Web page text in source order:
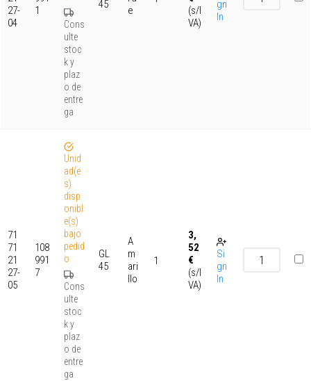
27-
04
1
Cons
ulte
stoc
k y
plaz
o de
entre
ga
45
e
(s/I
VA)
gn
In
71
71
21
27-
05
108
991
7
Unid
ad(e
s)
disp
onibl
e(s)
bajo
pedid
o
Cons
ulte
stoc
k y
plaz
o de
entre
ga
GL
45
A
m
ari
llo
1
3,
52
€
(s/I
VA)
Si
gn
In